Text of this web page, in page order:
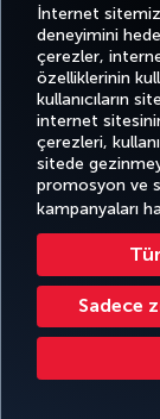
İnternet
deneyimini
çerezler,
özelliklerinin
kullanıcıların
internet
çerezleri,
sitede
promosyon ve
kampanyaları
Sadece
Twitter
BİLET
AL VE
YÖNET
DENEYİM
Bilgi Toplumu Hizmetleri